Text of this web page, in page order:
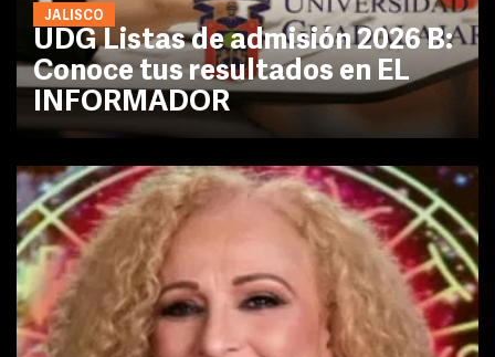
JALISCO
UDG Listas de admisión 2026 B:
Conoce tus resultados en EL
INFORMADOR